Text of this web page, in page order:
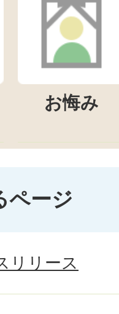
お悔み
ページ
リリース